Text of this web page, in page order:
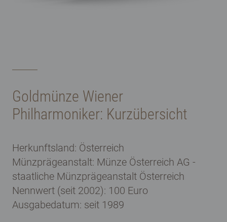
Goldmünze Wiener
Philharmoniker: Kurzübersicht
Herkunftsland: Österreich
Münzprägeanstalt: Münze Österreich AG -
staatliche Münzprägeanstalt Österreich
Nennwert (seit 2002): 100 Euro
Ausgabedatum: seit 1989